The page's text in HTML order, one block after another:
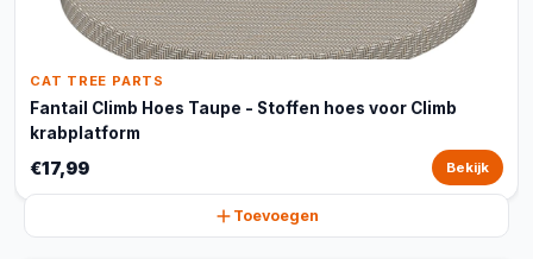
CAT TREE PARTS
Fantail Climb Hoes Taupe - Stoffen hoes voor Climb
krabplatform
€17,99 Bekijk
Toevoegen